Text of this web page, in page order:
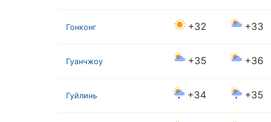
Гонконг +32 +33
Гуанчжоу +35 +36
Гуйлинь +34 +35